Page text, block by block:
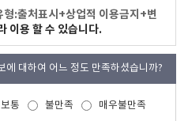
형:출처표시+상업적 이용금지+변
이용 할 수 있습니다.
에 대하여 어느 정도 만족하셨습니까?
보통 불만족 매우불만족